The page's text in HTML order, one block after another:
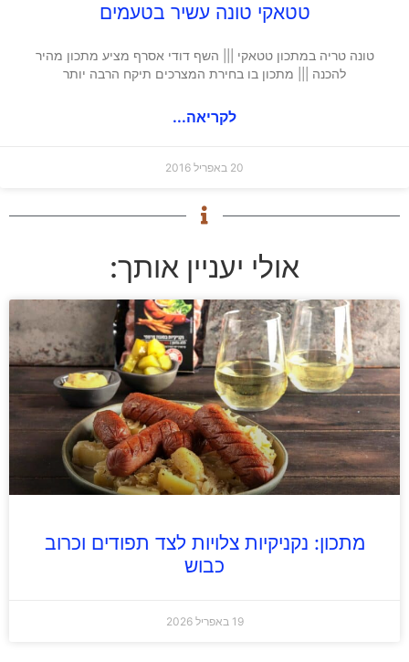
טטאקי טונה עשיר בטעמים
טונה טריה במתכון טטאקי ||| השף דודי אסרף מציע מתכון מהיר
להכנה ||| מתכון בו בחירת המצרכים תיקח הרבה יותר
לקריאה...
20 באפריל 2016
אולי יעניין אותך:
מתכון: נקניקיות צלויות לצד תפודים וכרוב
כבוש
19 באפריל 2026